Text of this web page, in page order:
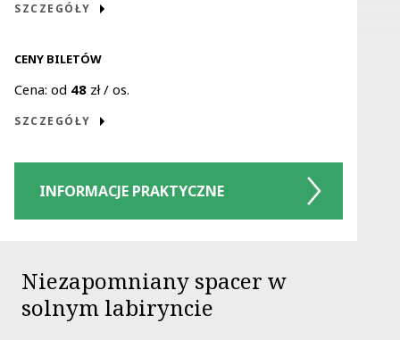
SZCZEGÓŁY
CENY BILETÓW
Cena: od 48 zł / os.
SZCZEGÓŁY
INFORMACJE PRAKTYCZNE
Niezapomniany spacer w
solnym labiryncie